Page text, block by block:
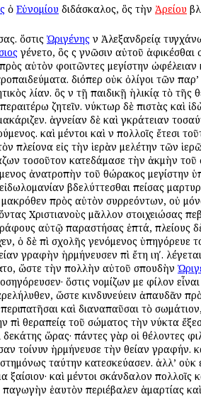
ὁ Εὐνομίου διδάσκαλος, ὃς τὴν Ἀρείου
ὅστις Ὠριγένηςἐν Ἀλεξανδρείᾳ
ἐγένετο, ὃς ἐς γνῶσιν αὐτοῦ
αὐτὸν φοιτῶντες μεγίστην ὠφέλειαν
διόπερ οὐκ ὀλίγοι τῶν
λίαν. ὃς ἐν τῇ παιδικῇ ἡλικίᾳ τὸ τῆς
ζητεῖν. νύκτωρ δὲ ἐπιστὰς καὶ
ἁγνείαν δὲ καὶ ἐγκράτειαν
καὶ μέντοι καὶ ἐν πολλοῖς ἔτεσι
πλείονα εἰς τὴν ἱερὰν μελέτην τῶν
τοσοῦτον κατεδάμασε τὴν ἀκμὴν
ἀνατροπὴν τοῦ θώρακος μεγίστην
βδελύττεσθαι πείσας
πρὸς αὐτὸν συρρεόντων, οὐ
Χριστιανοὺς μᾶλλον στοιχειώσας
αὐτῷ παραστήσας ἑπτά, πλείους
ὁ δὲ ἐπὶ σχολῆς γενόμενος ὑπηγόρευε
γραφὴν ἡρμήνευσεν ἐπὶ ἔτη ιηʹ. λέγεται
ὥστε τὴν πολλὴν αὐτοῦ σπουδὴν
ὅστις νομίζων με φίλον
ὥστε κινδυνεύειν ἀπαυδᾶν
καὶ διαναπαῦσαι τὸ
θεραπείᾳ τοῦ σώματος τὴν νύκτα
δεκάτης ὥρας· πάντες γὰρ οἱ θέλοντες
τοίνυν ἡρμήνευσε τὴν θείαν γραφήν.
ταύτην κατεσκεύασεν. ἀλλ’ οὐκ
καὶ μέντοι σκάνδαλον πολλοῖς
ἑαυτὸν περιέβαλεν ἁμαρτίας